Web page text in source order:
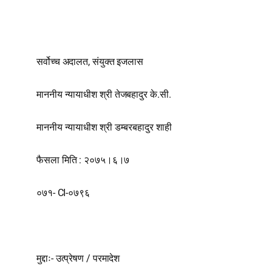
सर्वोच्च अदालत, संयुक्त इजलास
माननीय न्यायाधीश श्री तेजबहादुर के.सी.
माननीय न्यायाधीश श्री डम्बरबहादुर शाही
फैसला मिति : २०७५।६।७
०७१- CI-०७९६
मुद्दाः- उत्प्रेषण / परमादेश